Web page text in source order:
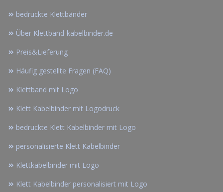
bedruckte Klettbänder
Über Klettband-kabelbinder.de
Preis&Lieferung
Häufig gestellte Fragen (FAQ)
Klettband mit Logo
Klett Kabelbinder mit Logodruck
bedruckte Klett Kabelbinder mit Logo
personalisierte Klett Kabelbinder
Klettkabelbinder mit Logo
Klett Kabelbinder personalisiert mit Logo